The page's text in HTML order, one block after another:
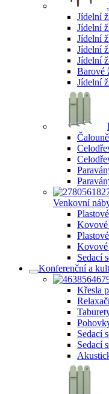
Jídelní
Jídelní
Jídelní
Jídelní
Jídelní
Barové
Jídelní
Venkovní
Sedací
Konferenční a
Křesla
Sedací
Sedací